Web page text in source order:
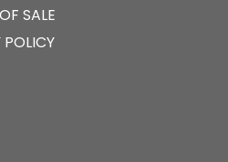
SALE
POLICY